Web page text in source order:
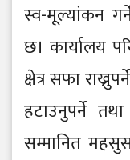
स्व-मूल्यांकन
छ। कार्यालय
क्षेत्र सफा
हटाउनुपर्ने
सम्मानित महसुस